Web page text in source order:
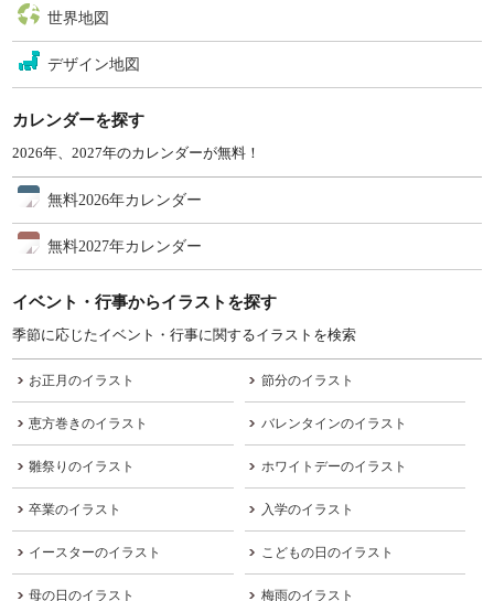
世界地図
デザイン地図
カレンダーを探す
2026年、2027年のカレンダーが無料！
無料2026年カレンダー
無料2027年カレンダー
イベント・行事からイラストを探す
季節に応じたイベント・行事に関するイラストを検索
お正月のイラスト 節分のイラスト
恵方巻きのイラスト バレンタインのイラスト
雛祭りのイラスト ホワイトデーのイラスト
卒業のイラスト 入学のイラスト
イースターのイラスト こどもの日のイラスト
母の日のイラスト 梅雨のイラスト